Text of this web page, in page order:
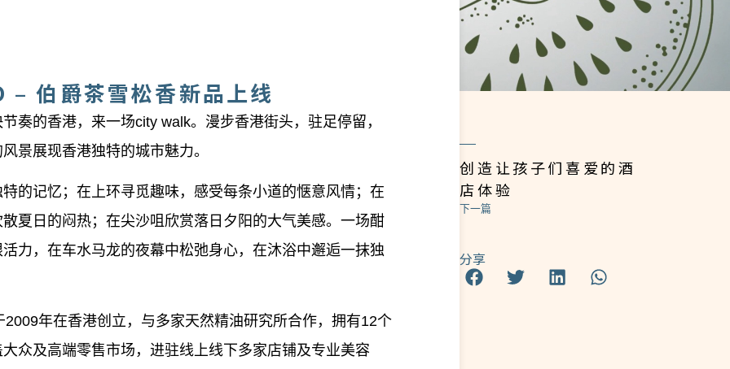
伯爵茶雪松香新品上线
奏的香港，来一场city walk。漫步香港街头，驻足停留，
景展现香港独特的城市魅力。
的记忆；在上环寻觅趣味，感受每条小道的惬意风情；在
夏日的闷热；在尖沙咀欣赏落日夕阳的大气美感。一场酣
力，在车水马龙的夜幕中松弛身心，在沐浴中邂逅一抹独
年在香港创立，与多家天然精油研究所合作，拥有12个
众及高端零售市场，进驻线上线下多家店铺及专业美容
创造让孩子们喜爱的酒
店体验
下一篇
分享